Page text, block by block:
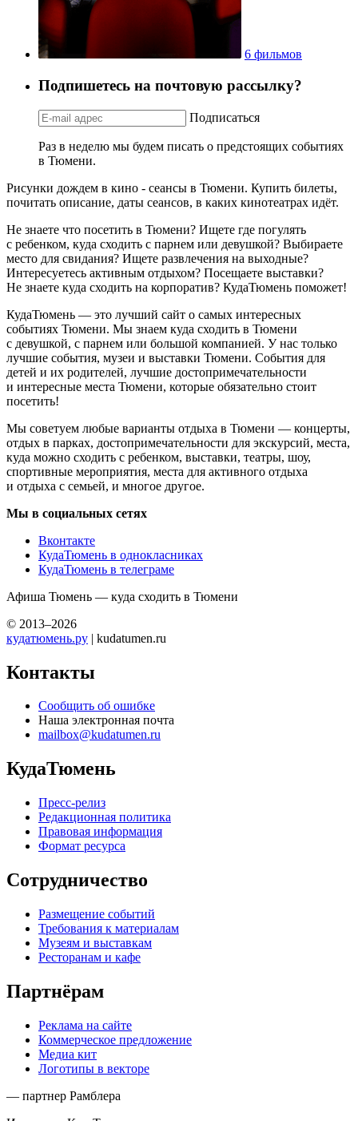
6 фильмов
Подпишетесь на почтовую рассылку?
Подписаться
Раз в неделю мы будем писать о предстоящих событиях
в Тюмени.
Рисунки дождем в кино - сеансы в Тюмени. Купить билеты,
почитать описание, даты сеансов, в каких кинотеатрах идёт.
Не знаете что посетить в Тюмени? Ищете где погулять
с ребенком, куда сходить с парнем или девушкой? Выбираете
место для свидания? Ищете развлечения на выходные?
Интересуетесь активным отдыхом? Посещаете выставки?
Не знаете куда сходить на корпоратив? КудаТюмень поможет!
КудаТюмень — это лучший сайт о самых интересных
событиях Тюмени. Мы знаем куда сходить в Тюмени
с девушкой, с парнем или большой компанией. У нас только
лучшие события, музеи и выставки Тюмени. События для
детей и их родителей, лучшие достопримечательности
и интересные места Тюмени, которые обязательно стоит
посетить!
Мы советуем любые варианты отдыха в Тюмени — концерты,
отдых в парках, достопримечательности для экскурсий, места,
куда можно сходить с ребенком, выставки, театры, шоу,
спортивные мероприятия, места для активного отдыха
и отдыха с семьей, и многое другое.
Мы в социальных сетях
Вконтакте
КудаТюмень в однокласниках
КудаТюмень в телеграме
Афиша Тюмень — куда сходить в Тюмени
© 2013–2026
кудатюмень.ру | kudatumen.ru
Контакты
Сообщить об ошибке
Наша электронная почта
mailbox@kudatumen.ru
КудаТюмень
Пресс-релиз
Редакционная политика
Правовая информация
Формат ресурса
Сотрудничество
Размещение событий
Требования к материалам
Музеям и выставкам
Ресторанам и кафе
Партнёрам
Реклама на сайте
Коммерческое предложение
Медиа кит
Логотипы в векторе
— партнер Рамблера